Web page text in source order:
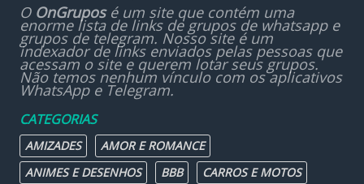
O OnGruposé um site que contém uma
enorme lista de links de grupos de whatsapp e
grupos de telegram. Nosso site é um
indexador de links enviados pelas pessoas que
acessam o site e querem lotar seus grupos.
Não temos nenhum vínculo com os aplicativos
WhatsApp e Telegram.
CATEGORIAS
AMIZADES
AMOR E ROMANCE
ANIMES E DESENHOS
BBB
CARROS E MOTOS